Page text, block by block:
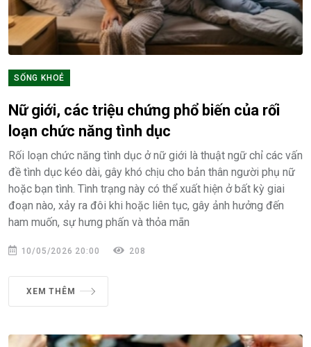
SỐNG KHOẺ
Nữ giới, các triệu chứng phổ biến của rối
loạn chức năng tình dục
Rối loạn chức năng tình dục ở nữ giới là thuật ngữ chỉ các vấn
đề tình dục kéo dài, gây khó chịu cho bản thân người phụ nữ
hoặc bạn tình. Tình trạng này có thể xuất hiện ở bất kỳ giai
đoạn nào, xảy ra đôi khi hoặc liên tục, gây ảnh hưởng đến
ham muốn, sự hưng phấn và thỏa mãn
10/05/2026 20:00 208
XEM THÊM